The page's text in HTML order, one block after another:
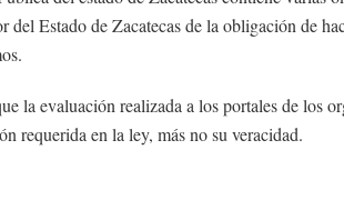
del Estado de Zacatecas de la obligación de
la evaluación realizada a los portales de los
requerida en la ley, más no su veracidad.